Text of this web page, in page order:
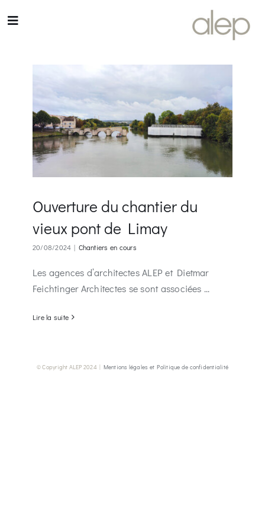
auToggle
ÉQUIPE
ACTUALITÉS
CONTACT
Ouverture du chantier du
vieux pont de Limay
20/08/2024 | Chantiers en cours
Les agences d’architectes ALEP et Dietmar
Feichtinger Architectes se sont associées ...
Lire la suite
© Copyright ALEP 2024 | Mentions légales et Politique de confidentialité